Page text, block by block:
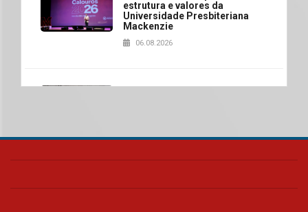
estrutura e valores da
Universidade Presbiteriana
Mackenzie
06.08.2026
Nova apresentação do Centro
realizará nova edição da Feira